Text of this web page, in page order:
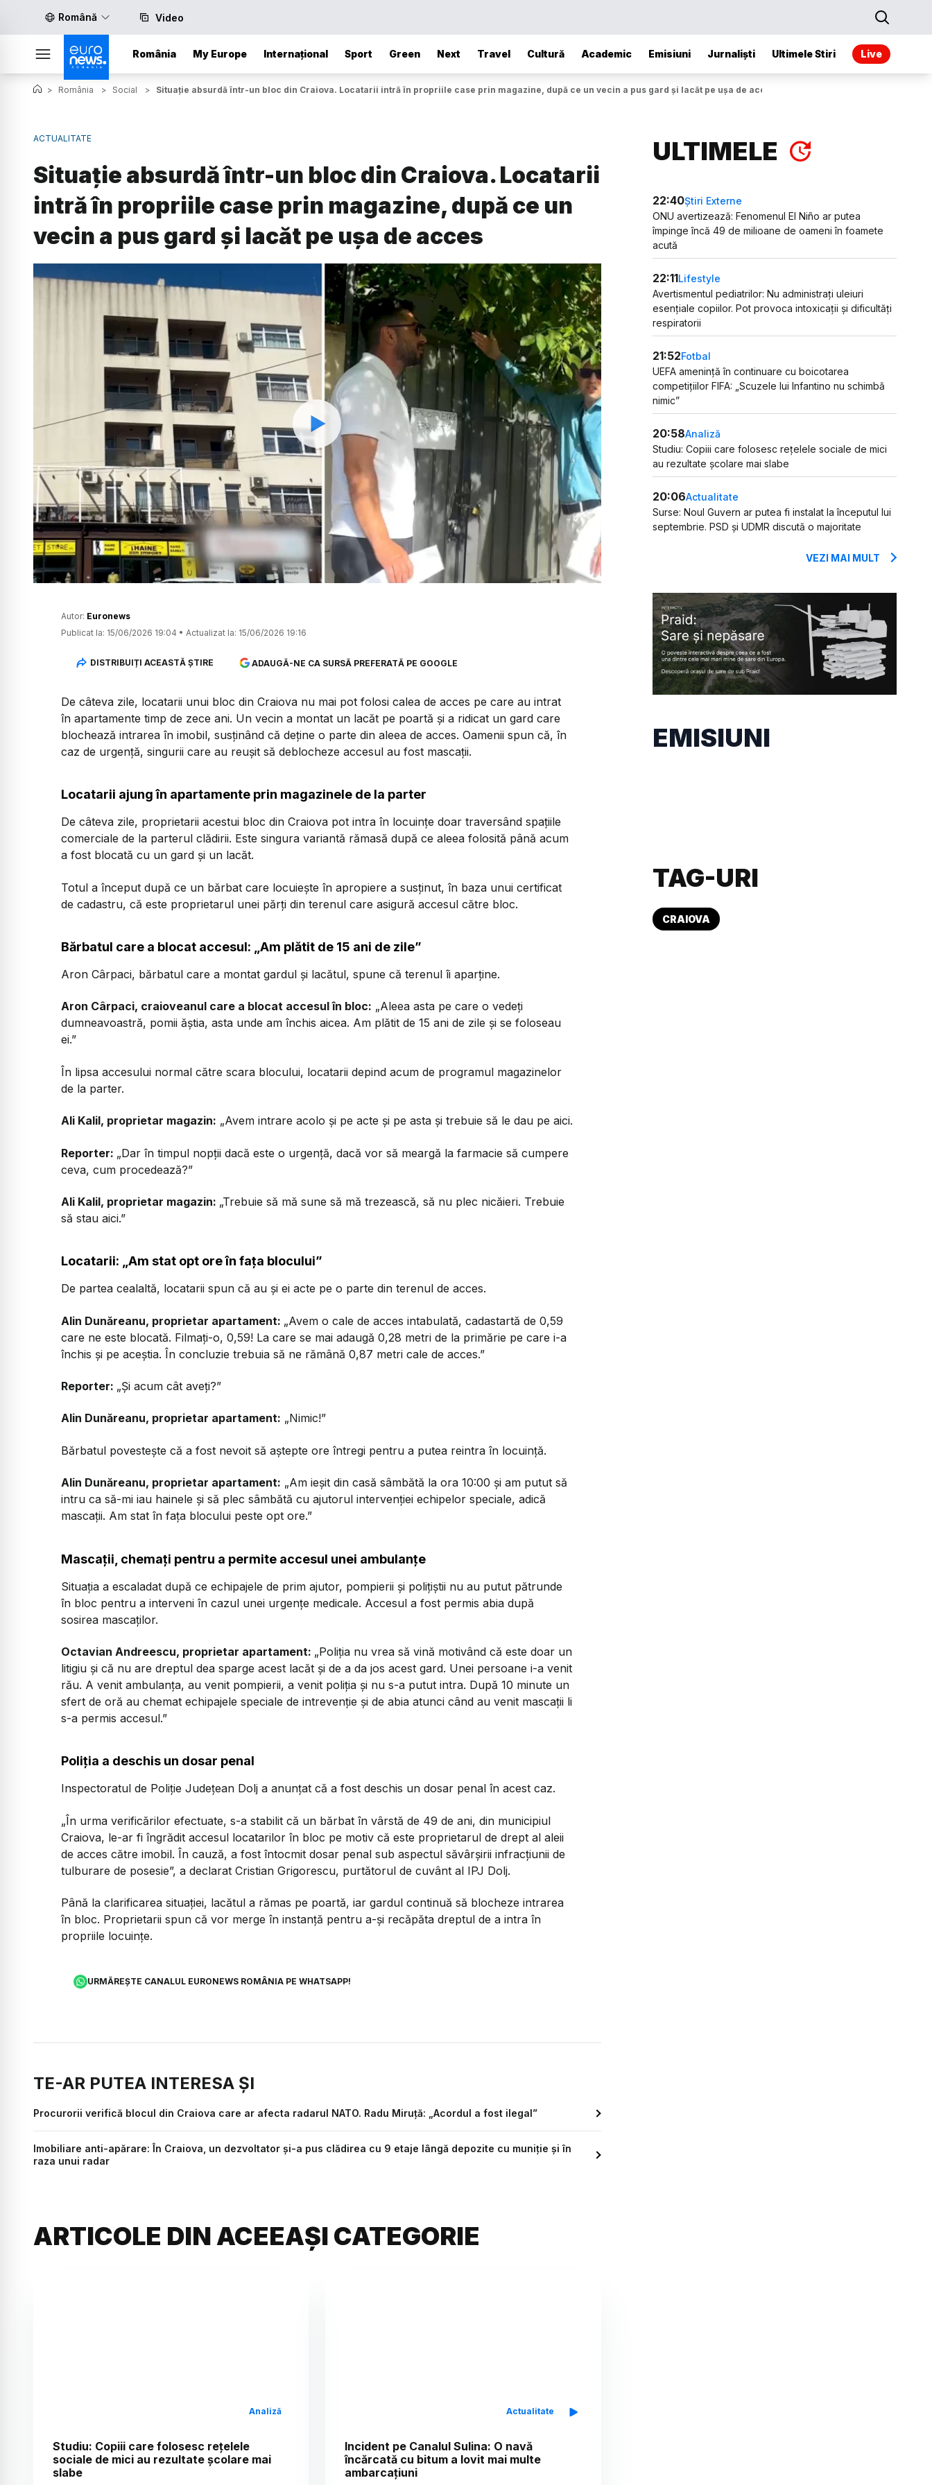
Română Video
România My Europe Internațional Sport Green Next Travel Cultură Academic Emisiuni Jurnaliști Ultimele Stiri Live
> România > Social > Situație absurdă într-un bloc din Craiova. Locatarii intră în propriile case prin magazine, după ce un vecin a pus gard și lacăt pe ușa de acces
ACTUALITATE
Situație absurdă într-un bloc din Craiova. Locatarii
intră în propriile case prin magazine, după ce un
vecin a pus gard și lacăt pe ușa de acces
Watch
Autor: Euronews
Publicat la: 15/06/2026 19:04 • Actualizat la: 15/06/2026 19:16
DISTRIBUIȚI ACEASTĂ ȘTIRE ADAUGĂ-NE CA SURSĂ PREFERATĂ PE GOOGLE
De câteva zile, locatarii unui bloc din Craiova nu mai pot folosi calea de acces pe care au intrat
în apartamente timp de zece ani. Un vecin a montat un lacăt pe poartă și a ridicat un gard care
blochează intrarea în imobil, susținând că deține o parte din aleea de acces. Oamenii spun că, în
caz de urgență, singurii care au reușit să deblocheze accesul au fost mascații.
Locatarii ajung în apartamente prin magazinele de la parter
De câteva zile, proprietarii acestui bloc din Craiova pot intra în locuințe doar traversând spațiile
comerciale de la parterul clădirii. Este singura variantă rămasă după ce aleea folosită până acum
a fost blocată cu un gard și un lacăt.
Totul a început după ce un bărbat care locuiește în apropiere a susținut, în baza unui certificat
de cadastru, că este proprietarul unei părți din terenul care asigură accesul către bloc.
Bărbatul care a blocat accesul: „Am plătit de 15 ani de zile”
Aron Cârpaci, bărbatul care a montat gardul și lacătul, spune că terenul îi aparține.
Aron Cârpaci, craioveanul care a blocat accesul în bloc: „Aleea asta pe care o vedeți
dumneavoastră, pomii ăștia, asta unde am închis aicea. Am plătit de 15 ani de zile și se foloseau
ei.”
În lipsa accesului normal către scara blocului, locatarii depind acum de programul magazinelor
de la parter.
Ali Kalil, proprietar magazin: „Avem intrare acolo și pe acte și pe asta și trebuie să le dau pe aici.
Reporter: „Dar în timpul nopții dacă este o urgență, dacă vor să meargă la farmacie să cumpere
ceva, cum procedează?”
Ali Kalil, proprietar magazin: „Trebuie să mă sune să mă trezească, să nu plec nicăieri. Trebuie
să stau aici.”
Locatarii: „Am stat opt ore în fața blocului”
De partea cealaltă, locatarii spun că au și ei acte pe o parte din terenul de acces.
Alin Dunăreanu, proprietar apartament: „Avem o cale de acces intabulată, cadastartă de 0,59
care ne este blocată. Filmați-o, 0,59! La care se mai adaugă 0,28 metri de la primărie pe care i-a
închis și pe aceștia. În concluzie trebuia să ne rămână 0,87 metri cale de acces.”
Reporter: „Și acum cât aveți?”
Alin Dunăreanu, proprietar apartament: „Nimic!”
Bărbatul povestește că a fost nevoit să aștepte ore întregi pentru a putea reintra în locuință.
Alin Dunăreanu, proprietar apartament: „Am ieșit din casă sâmbătă la ora 10:00 și am putut să
intru ca să-mi iau hainele și să plec sâmbătă cu ajutorul intervenției echipelor speciale, adică
mascații. Am stat în fața blocului peste opt ore.”
Mascații, chemați pentru a permite accesul unei ambulanțe
Situația a escaladat după ce echipajele de prim ajutor, pompierii și polițiștii nu au putut pătrunde
în bloc pentru a interveni în cazul unei urgențe medicale. Accesul a fost permis abia după
sosirea mascaților.
Octavian Andreescu, proprietar apartament: „Poliția nu vrea să vină motivând că este doar un
litigiu și că nu are dreptul dea sparge acest lacăt și de a da jos acest gard. Unei persoane i-a venit
rău. A venit ambulanța, au venit pompierii, a venit poliția și nu s-a putut intra. După 10 minute un
sfert de oră au chemat echipajele speciale de intrevenție și de abia atunci când au venit mascații li
s-a permis accesul.”
Poliția a deschis un dosar penal
Inspectoratul de Poliție Județean Dolj a anunțat că a fost deschis un dosar penal în acest caz.
„În urma verificărilor efectuate, s-a stabilit că un bărbat în vârstă de 49 de ani, din municipiul
Craiova, le-ar fi îngrădit accesul locatarilor în bloc pe motiv că este proprietarul de drept al aleii
de acces către imobil. În cauză, a fost întocmit dosar penal sub aspectul săvârșirii infracțiunii de
tulburare de posesie”, a declarat Cristian Grigorescu, purtătorul de cuvânt al IPJ Dolj.
Până la clarificarea situației, lacătul a rămas pe poartă, iar gardul continuă să blocheze intrarea
în bloc. Proprietarii spun că vor merge în instanță pentru a-și recăpăta dreptul de a intra în
propriile locuințe.
URMĂREȘTE CANALUL EURONEWS ROMÂNIA PE WHATSAPP!
TE-AR PUTEA INTERESA ȘI
Procurorii verifică blocul din Craiova care ar afecta radarul NATO. Radu Miruță: „Acordul a fost ilegal”
Imobiliare anti-apărare: În Craiova, un dezvoltator și-a pus clădirea cu 9 etaje lângă depozite cu muniție și în
raza unui radar
ARTICOLE DIN ACEEAȘI CATEGORIE
Analiză
Studiu: Copiii care folosesc rețelele
sociale de mici au rezultate școlare mai
slabe
Actualitate
Incident pe Canalul Sulina: O navă
încărcată cu bitum a lovit mai multe
ambarcațiuni
ULTIMELE
22:40Știri Externe
ONU avertizează: Fenomenul El Niño ar putea
împinge încă 49 de milioane de oameni în foamete
acută
22:11Lifestyle
Avertismentul pediatrilor: Nu administrați uleiuri
esențiale copiilor. Pot provoca intoxicații și dificultăți
respiratorii
21:52Fotbal
UEFA amenință în continuare cu boicotarea
competițiilor FIFA: „Scuzele lui Infantino nu schimbă
nimic”
20:58Analiză
Studiu: Copiii care folosesc rețelele sociale de mici
au rezultate școlare mai slabe
20:06Actualitate
Surse: Noul Guvern ar putea fi instalat la începutul lui
septembrie. PSD și UDMR discută o majoritate
VEZI MAI MULT
EMISIUNI
TAG-URI
CRAIOVA